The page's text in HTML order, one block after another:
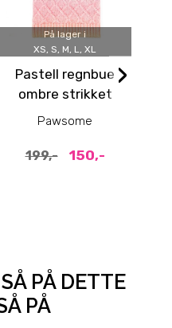
På lager i
XS, S, M, L, XL
Pastell regnbue
ombre strikket
hundegenser
Pawsome
199,- 150,-
›
PÅ DETTE
PÅ